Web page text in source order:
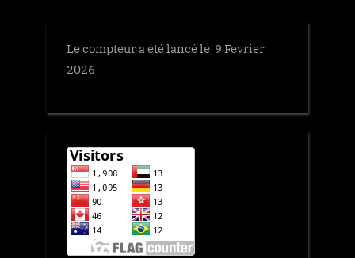
Le compteur a été lancé le 9 Fevrier
2026